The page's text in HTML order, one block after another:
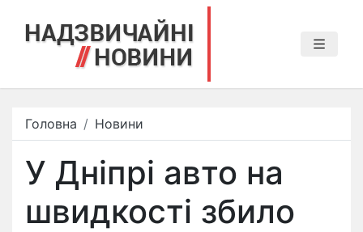
Головна Новини
У Дніпрі авто на
швидкості збило